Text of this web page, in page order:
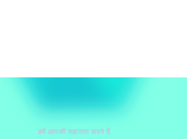
हमें आपकी सहायता करने दें